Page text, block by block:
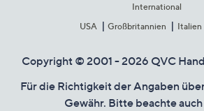
International
USA
Großbritannien Italien
Copyright © 2001 - 2026 QVC
Für die Richtigkeit der Angaben
Gewähr. Bitte beachte